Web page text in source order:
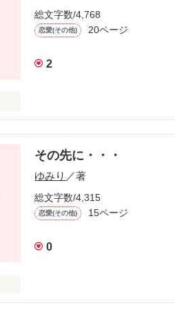
総文字数/4,768
恋愛(その他) 20ページ
2
その先に・・・
ゆみり ／著
総文字数/4,315
恋愛(その他) 15ページ
0